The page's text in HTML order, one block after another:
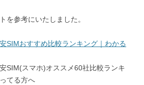
を参考にいたしました。
SIMおすすめ比較ランキング｜わかる
ホ)オススメ60社比較ランキ
てる方へ